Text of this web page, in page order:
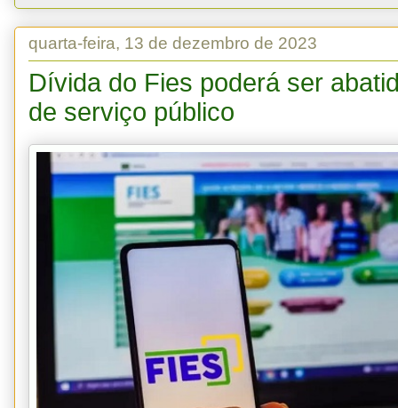
quarta-feira, 13 de dezembro de 2023
Dívida do Fies poderá ser
de serviço público